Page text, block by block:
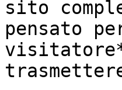
sito
pensato